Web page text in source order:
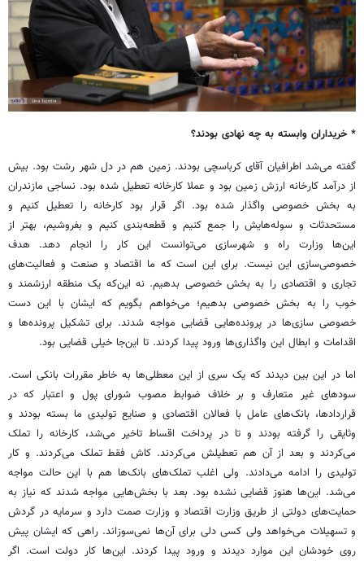
* خریداران وابسته به چه نهادی بودند؟
گفته می‌شد اطرافیان آقای کرباسچی بودند. زمین هم در دل شهر رشت بود. بیش
از درآمد کارخانه ارزش زمین بود و عملا کارخانه تعطیل شده بود. نساجی مازندران
به بخش خصوصی واگذار شده بود. اگر قرار بود کارخانه را تعطیل کنیم و
مستحدثات و سوله‌هایش را جمع کنیم و قطعه‌بندی کنیم و بفروشیم، بهتر از
این‌ها وزارت راه و شهرسازی می‌توانست این کار را انجام دهد. هدف
خصوصی‌سازی این نیست. برای این است که ما اقتصاد و صنعت و فعالیت‌های
تجاری و اقتصادی را به بخش خصوصی بدهیم. نه این‌که یک منطقه ارزشمند و
خوب را به بخش خصوصی بدهیم؛ می‌خواهم بگویم که ایشان با این دست
خصوصی سازی‌ها در پرونده‌هایی قضایی مواجه شدند. برای تشکیل پرونده‌ها و
اقدامات و ابطال این واگذاری‌ها ورود پیدا کردند. تا این‌جا خیلی قضایی بود.
اما در این بین دیدند که یک سری از این معطلی‌ها به خاطر مقررات بانکی است.
سودهای غیر متعارف و بر خلاف ضوابط مصوب شورای پول و اعتبار که در
قراردادها، بانک‌های عامل با فعالان اقتصادی و صنایع تولیدی ما بسته بودند و
وثایقی را گرفته بودند و تا در پرداخت اقساط تاخیر می‌شد، کارخانه را تملک
می‌کردند و بعد از آن هم تعطیلش می‌کردند. کاش فقط تملک می‌کردند. و کار
تولیدی را ادامه می‌دادند. ولی اغلب تملک‌های بانک‌ها هم با این حالت مواجه
می‌شد. این‌ها هنوز قضایی نشده بود. بعد با بخش‌هایی مواجه شدند که نیاز به
حمایت‌های دولتی از طریق وزارت اقتصاد و وزارت صمت دارد و سرمایه در گردش
و تسهیلات می‌خواهد ولی کسی دلی برای آن‌ها نمی‌سوزاند. راهی که ایشان پیش
روی خودشان این موارد دیدند و ورود پیدا کردند. این‌ها کار دولت است. اگر